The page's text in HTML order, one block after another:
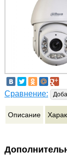
Сравнение:
Описание